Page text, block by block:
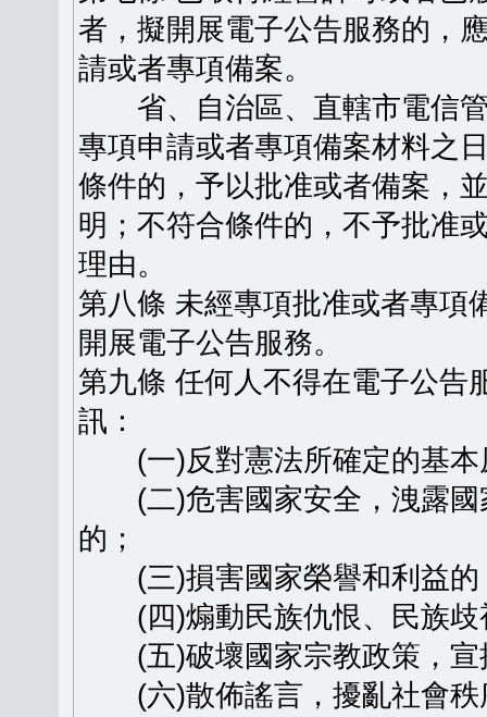
者，擬開展電子公告服務的，
請或者專項備案。
省、自治區、直轄市電信管
專項申請或者專項備案材料之
條件的，予以批准或者備案，
明；不符合條件的，不予批准
理由。
第八條 未經專項批准或者專項
開展電子公告服務。
第九條 任何人不得在電子公告
訊：
(一)反對憲法所確定的基本
(二)危害國家安全，洩露國
的；
(三)損害國家榮譽和利益的
(四)煽動民族仇恨、民族歧
(五)破壞國家宗教政策，宣
(六)散佈謠言，擾亂社會秩